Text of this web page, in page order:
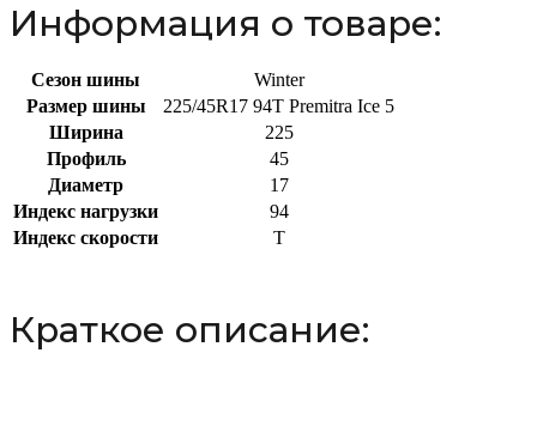
Информация о товаре:
Сезон шины
Winter
Размер шины
225/45R17 94T Premitra Ice 5
Ширина
225
Профиль
45
Диаметр
17
Индекс нагрузки
94
Индекс скорости
T
Краткое описание: